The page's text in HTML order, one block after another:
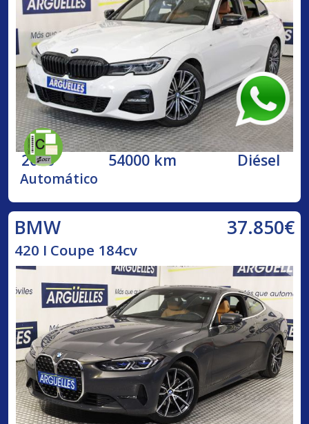
2020 54000 km Diésel
Automático
BMW 37.850€
420 I Coupe 184cv